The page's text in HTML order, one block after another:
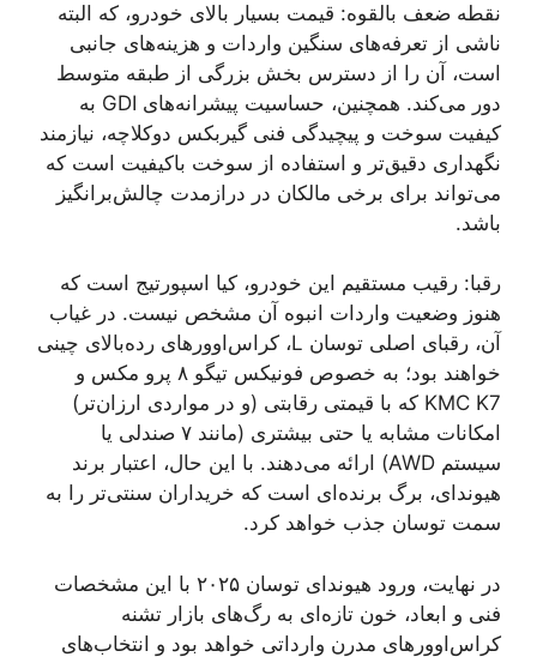
نقطه ضعف بالقوه: قیمت بسیار بالای خودرو، که البته
ناشی از تعرفه‌های سنگین واردات و هزینه‌های جانبی
است، آن را از دسترس بخش بزرگی از طبقه متوسط
دور می‌کند. همچنین، حساسیت پیشرانه‌های GDI به
کیفیت سوخت و پیچیدگی فنی گیربکس دوکلاچه، نیازمند
نگهداری دقیق‌تر و استفاده از سوخت باکیفیت است که
می‌تواند برای برخی مالکان در درازمدت چالش‌برانگیز
باشد.
رقبا: رقیب مستقیم این خودرو، کیا اسپورتیج است که
هنوز وضعیت واردات انبوه آن مشخص نیست. در غیاب
آن، رقبای اصلی توسان L، کراس‌اوورهای رده‌بالای چینی
خواهند بود؛ به خصوص فونیکس تیگو ۸ پرو مکس و
KMC K7 که با قیمتی رقابتی (و در مواردی ارزان‌تر)
امکانات مشابه یا حتی بیشتری (مانند ۷ صندلی یا
سیستم AWD) ارائه می‌دهند. با این حال، اعتبار برند
هیوندای، برگ برنده‌ای است که خریداران سنتی‌تر را به
سمت توسان جذب خواهد کرد.
در نهایت، ورود هیوندای توسان ۲۰۲۵ با این مشخصات
فنی و ابعاد، خون تازه‌ای به رگ‌های بازار تشنه
کراس‌اوورهای مدرن وارداتی خواهد بود و انتخاب‌های